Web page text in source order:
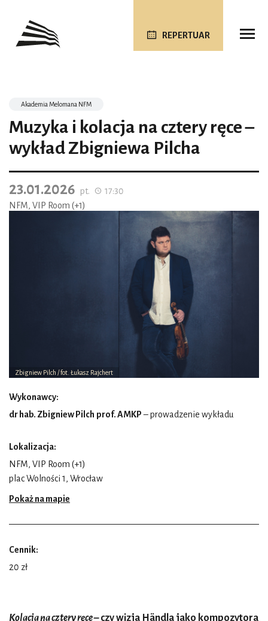
REPERTUAR
Zbigniew Pilch / fot. Łukasz Rajchert
Akademia Melomana NFM
Muzyka i kolacja na cztery ręce –
wykład Zbigniewa Pilcha
23.01.2026 pt.
17:30
NFM, VIP Room (+1)
Wykonawcy:
dr hab. Zbigniew Pilch prof. AMKP– prowadzenie wykładu
Lokalizacja:
NFM, VIP Room (+1)
plac Wolności 1, Wrocław
Pokaż na mapie
Cennik:
20 zł
Kolacja na cztery ręce– czy wizja Händla jako kompozytora